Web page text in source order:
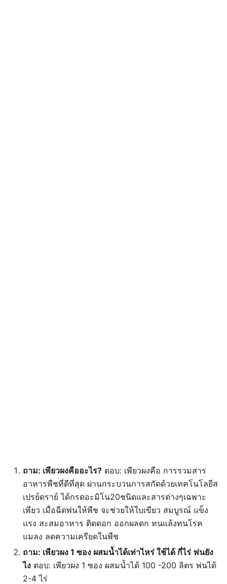
ถาม: เพียวผงคืออะไร? ตอบ: เพียวผงคือ การรวมสาร
อาหารพืชที่ดีที่สุด ผ่านกระบวนการสกัดด้วยเทคโนโลยีส
เปรย์ดราย์ ได้กรดอะมิโน20ชนิดและสารต่างๆเฉพาะ
เพียว เมื่อฉีดพ่นให้พืช จะช่วยให้ใบเขียว สมบูรณ์ แข็ง
แรง สะสมอาหาร ติดดอก ออกผลดก ทนแล้งทนโรค
แมลง ลดความเครียดในพืช
ถาม: เพียวผง 1 ซอง ผสมน้ำได้เท่าไหร่ ใช้ได้ กี่ไร่ พ่นยัง
ไง ตอบ: เพียวผง 1 ซอง ผสมน้ำได้ 100 -200 ลิตร พ่นได้
2-4 ไร่